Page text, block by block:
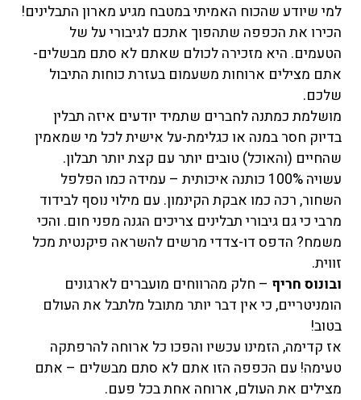
למי שיודע שהכוח האמיתי במטבח מגיע מארון התבלינים!
הכירו את הכפפה שתהפוך אתכם לגיבורי על של
הטעמים. היא מזכירה לכולם שאתם לא סתם מבשלים-
אתם מצילים ארוחות משעמום בעזרת כוחות התיבול
שלכם.
מושלמת כמתנה לחברים שתמיד יודעים איזה תבלין
בדיוק חסר במנה או כגלימת-על אישית לכל מי שמאמין
שהחיים (והאוכל) טובים יותר עם קצת יותר תבלון.
עשויה 100% כותנה איכותית – עמידה כמו הפלפל
השחור, רכה כמו אבקת הקינמון. עם מילוי נוסף לבידוד
מרבי כי גם גיבורי תבלינים צריכים הגנה מפני חום. והכי
משמח? הדפס דו-צדדי מרשים להשראה פיקנטית מכל
זווית.
ובונוס חריף – חלק מהרווחים מועברים לארגונים
הומניטריים, כי אין דבר יותר מתובל מלתבל את העולם
בטוב!
אז קדימה, הזמינו עכשיו והפכו כל ארוחה להרפתקה
טעימה! עם הכפפה הזו אתם לא סתם מבשלים – אתם
מצילים את העולם, ארוחה אחת בכל פעם.